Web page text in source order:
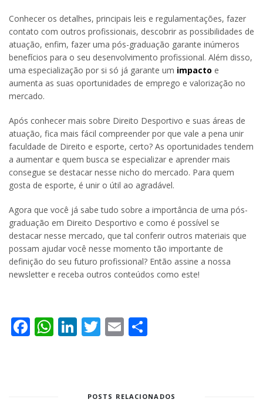
Conhecer os detalhes, principais leis e regulamentações, fazer
contato com outros profissionais, descobrir as possibilidades de
atuação, enfim, fazer uma pós-graduação garante inúmeros
benefícios para o seu desenvolvimento profissional. Além disso,
uma especialização por si só já garante um impacto e
aumenta as suas oportunidades de emprego e valorização no
mercado.
Após conhecer mais sobre Direito Desportivo e suas áreas de
atuação, fica mais fácil compreender por que vale a pena unir
faculdade de Direito e esporte, certo? As oportunidades tendem
a aumentar e quem busca se especializar e aprender mais
consegue se destacar nesse nicho do mercado. Para quem
gosta de esporte, é unir o útil ao agradável.
Agora que você já sabe tudo sobre a importância de uma pós-
graduação em Direito Desportivo e como é possível se
destacar nesse mercado, que tal conferir outros materiais que
possam ajudar você nesse momento tão importante de
definição do seu futuro profissional? Então assine a nossa
newsletter e receba outros conteúdos como este!
Facebook
WhatsApp
LinkedIn
Twitter
Email
POSTS RELACIONADOS